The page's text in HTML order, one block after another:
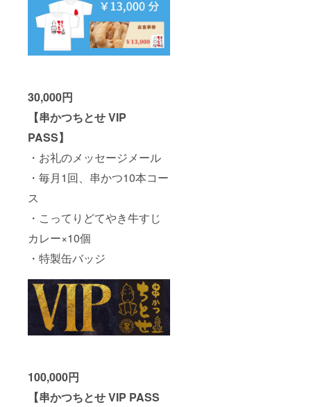
30,000円
【串かつちとせ VIP
PASS】
・お礼のメッセージメール
・毎月1回、串かつ10本コー
ス
・こってりどてやき牛すじ
カレー×10個
・特製缶バッジ
100,000円
【串かつちとせ VIP PASS